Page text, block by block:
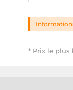
* Prix le plus